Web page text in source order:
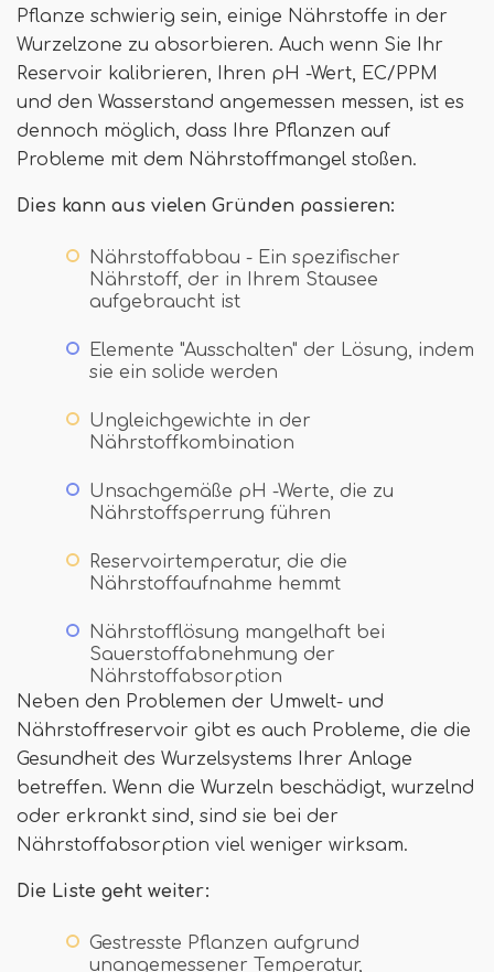
Pflanze schwierig sein, einige Nährstoffe in der
Wurzelzone zu absorbieren. Auch wenn Sie Ihr
Reservoir kalibrieren, Ihren pH -Wert, EC/PPM
und den Wasserstand angemessen messen, ist es
dennoch möglich, dass Ihre Pflanzen auf
Probleme mit dem Nährstoffmangel stoßen.
Dies kann aus vielen Gründen passieren:
Nährstoffabbau - Ein spezifischer
Nährstoff, der in Ihrem Stausee
aufgebraucht ist
Elemente "Ausschalten" der Lösung, indem
sie ein solide werden
Ungleichgewichte in der
Nährstoffkombination
Unsachgemäße pH -Werte, die zu
Nährstoffsperrung führen
Reservoirtemperatur, die die
Nährstoffaufnahme hemmt
Nährstofflösung mangelhaft bei
Sauerstoffabnehmung der
Nährstoffabsorption
Neben den Problemen der Umwelt- und
Nährstoffreservoir gibt es auch Probleme, die die
Gesundheit des Wurzelsystems Ihrer Anlage
betreffen. Wenn die Wurzeln beschädigt, wurzelnd
oder erkrankt sind, sind sie bei der
Nährstoffabsorption viel weniger wirksam.
Die Liste geht weiter:
Gestresste Pflanzen aufgrund
unangemessener Temperatur,